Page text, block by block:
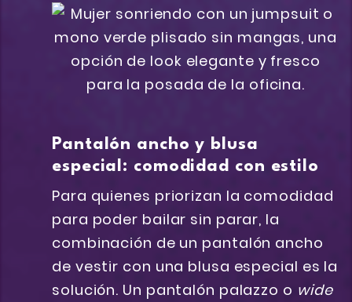
Pantalón ancho y blusa
especial: comodidad con estilo
Para quienes priorizan la comodidad
para poder bailar sin parar, la
combinación de un pantalón ancho
de vestir con una blusa especial es la
solución. Un pantalón palazzo o wide